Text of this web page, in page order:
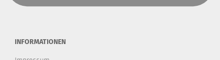
INFORMATIONEN